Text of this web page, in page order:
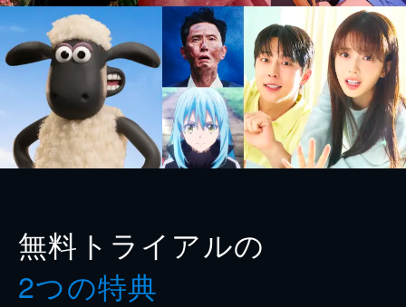
無料トライアルの
2つの特典